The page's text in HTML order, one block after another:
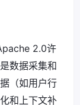
2.0许
数据采集和
（如用户行
和上下文补